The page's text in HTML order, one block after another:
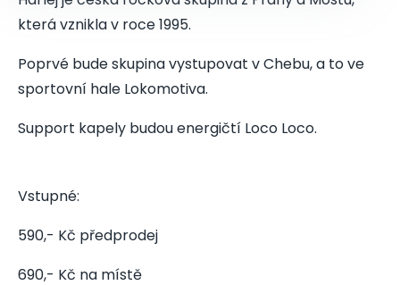
která vznikla v roce 1995.
Poprvé bude skupina vystupovat v Chebu, a to ve
sportovní hale Lokomotiva.
Support kapely budou energičtí Loco Loco.
Vstupné:
590,- Kč předprodej
690,- Kč na místě